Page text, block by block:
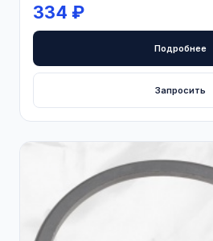
334 ₽
Подробнее
Запросить